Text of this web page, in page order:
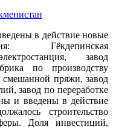
в действие новые
Гёкдепинская
завод
по производству
смешанной пряжи, завод
завод по переработке
и введены в действие
строительство
Доля инвестиций,